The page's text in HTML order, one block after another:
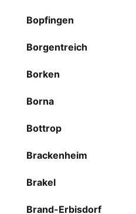
Bopfingen
Borgentreich
Borken
Borna
Bottrop
Brackenheim
Brakel
Brand-Erbisdorf